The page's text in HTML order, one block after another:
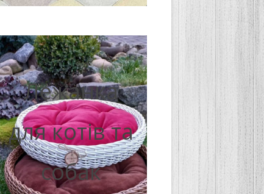
Лежанка
для котів та
собак